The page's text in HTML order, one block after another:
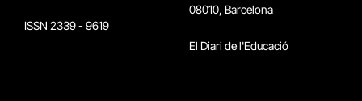
ISSN 2339 - 9619
08010, Barcelona
El Diari de l'Educació